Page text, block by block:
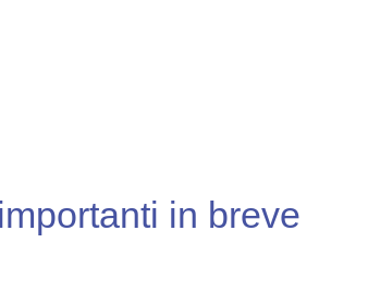
in breve